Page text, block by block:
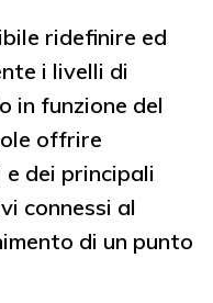
ridefinire ed
i livelli di
in funzione del
offrire
dei principali
connessi al
di un punto